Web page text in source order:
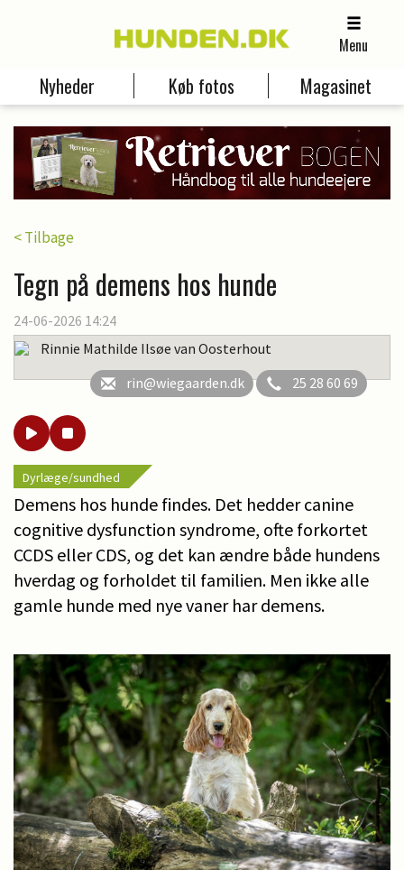
Menu
Nyheder Køb fotos Magasinet
< Tilbage
Tegn på demens hos hunde
24-06-2026 14:24
Rinnie Mathilde Ilsøe van Oosterhout
rin@wiegaarden.dk
25 28 60 69
Dyrlæge/sundhed
Demens hos hunde findes. Det hedder canine
cognitive dysfunction syndrome, ofte forkortet
CCDS eller CDS, og det kan ændre både hundens
hverdag og forholdet til familien. Men ikke alle
gamle hunde med nye vaner har demens.